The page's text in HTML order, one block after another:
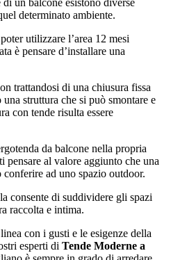
determinato ambiente.
utilizzare l’area 12 mesi
è pensare d’installare una
trattandosi di una chiusura fissa
struttura che si può smontare e
con tende risulta essere
da balcone nella propria
pensare al valore aggiunto che una
ad uno spazio outdoor.
consente di suddividere gli spazi
raccolta e intima.
con i gusti e le esigenze della
esperti di Tende Moderne a